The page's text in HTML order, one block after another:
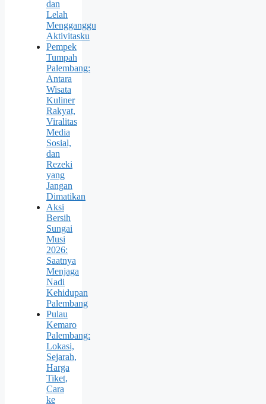
dan
Lelah
Mengganggu
Aktivitasku
Pempek
Tumpah
Palembang:
Antara
Wisata
Kuliner
Rakyat,
Viralitas
Media
Sosial,
dan
Rezeki
yang
Jangan
Dimatikan
Aksi
Bersih
Sungai
Musi
2026:
Saatnya
Menjaga
Nadi
Kehidupan
Palembang
Pulau
Kemaro
Palembang:
Lokasi,
Sejarah,
Harga
Tiket,
Cara
ke